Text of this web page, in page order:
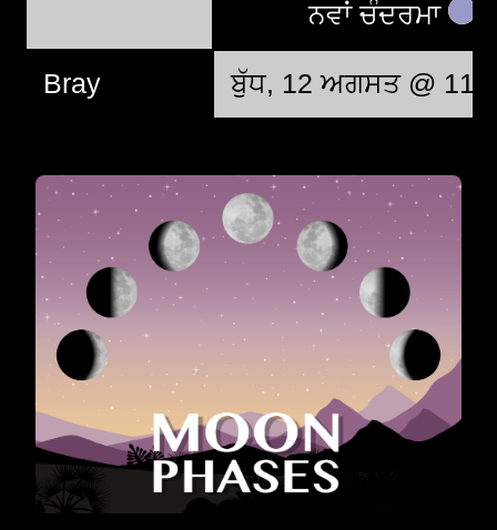
ਨਵਾਂ ਚੰਦਰਮਾ
Bray ਬੁੱਧ, 12 ਅਗਸਤ @